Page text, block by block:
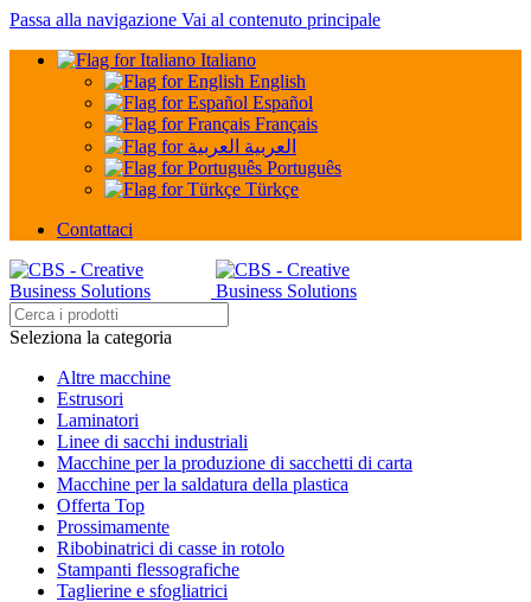
Passa alla navigazione Vai al contenuto principale
Italiano
English
Español
Français
العربية
Português
Türkçe
Contattaci
Seleziona la categoria
Altre macchine
Estrusori
Laminatori
Linee di sacchi industriali
Macchine per la produzione di sacchetti di carta
Macchine per la saldatura della plastica
Offerta Top
Prossimamente
Ribobinatrici di casse in rotolo
Stampanti flessografiche
Taglierine e sfogliatrici